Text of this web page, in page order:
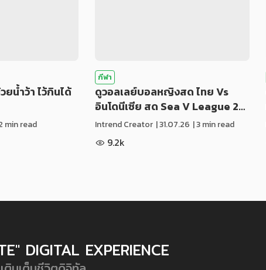
น้ำว้า ไว้กินได้
min read
กีฬา
ดูวอลเลย์บอลหญิงสด ไทย Vs
อินโดนีเซีย สด Sea V League 2…
Intrend Creator |31.07.26 | 3 min read
9.2k
DIGITAL EXPERIENCE